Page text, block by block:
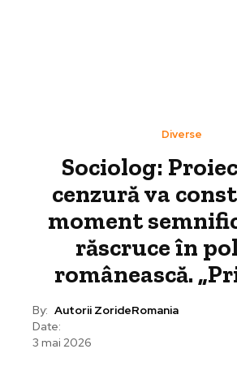
Diverse
Sociolog:
cenzură va
moment
răscruce în
românească.
By: Autorii ZorideRomania
Date:
3 mai 2026